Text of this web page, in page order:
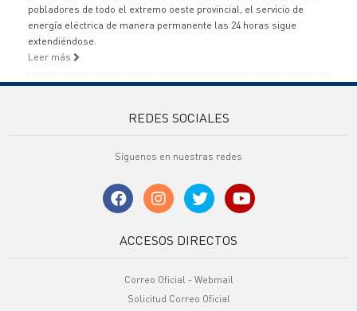
pobladores de todo el extremo oeste provincial, el servicio de
energía eléctrica de manera permanente las 24 horas sigue
extendiéndose.
Leer más
REDES SOCIALES
Síguenos en nuestras redes
ACCESOS DIRECTOS
Correo Oficial - Webmail
Solicitud Correo Oficial